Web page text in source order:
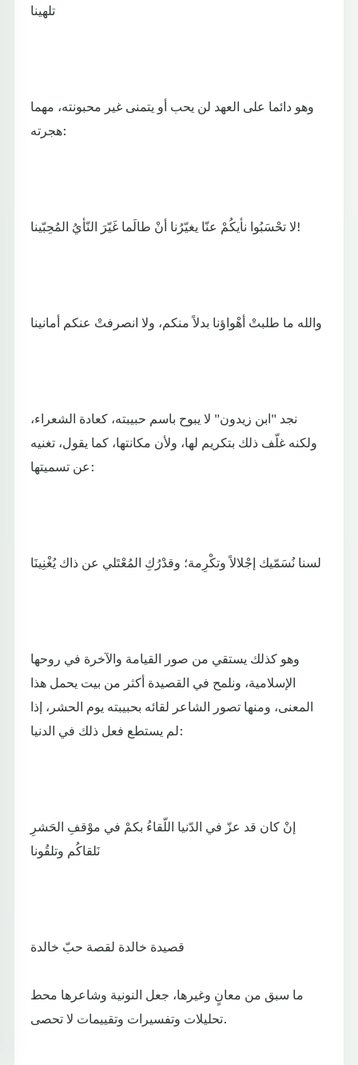
تلهينا
وهو دائما على العهد لن يحب أو يتمنى غير محبونته، مهما
هجرته:
لا تحْسَبُوا نأيكُمْ عنّا يغيّرُنا أنْ طالَما غَيّرَ النّأيُ المُحِبّينا!
والله ما طلبتْ أهْواؤنا بدلاً منكم، ولا انصرفتْ عنكم أمانينا
نجد "ابن زيدون" لا يبوح باسم حبيبته، كعادة الشعراء،
ولكنه غلّف ذلك بتكريم لها، ولأن مكانتها، كما يقول، تغنيه
عن تسميتها:
لسنا نُسَمّيك إجْلالاً وتكْرِمة؛ وقدْرُكِ المُعْتَلي عن ذاك يُغْنِينَا
وهو كذلك يستقي من صور القيامة والآخرة في روحها
الإسلامية، ونلمح في القصيدة أكثر من بيت يحمل هذا
المعنى، ومنها تصور الشاعر لقائه بحبيبته يوم الحشر، إذا
لم يستطع فعل ذلك في الدنيا:
إنْ كان قد عزّ في الدّنيا اللّقاءُ بكمْ في موْقفِ الحَشرِ
نَلقاكُم وتلقُونا
قصيدة خالدة لقصة حبّ خالدة
ما سبق من معانٍ وغيرها، جعل النونية وشاعرها محط
تحليلات وتفسيرات وتقييمات لا تحصى.